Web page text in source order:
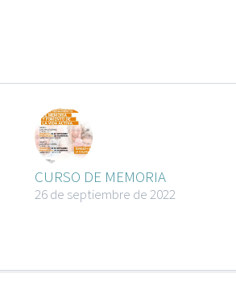
CURSO DE MEMORIA
26 de septiembre de 2022